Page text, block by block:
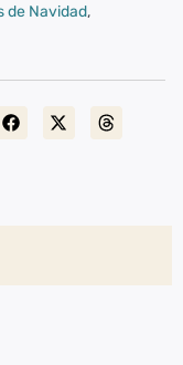
de Navidad,